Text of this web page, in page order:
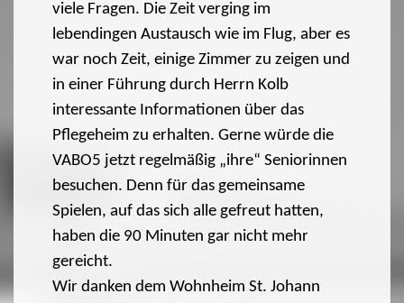
viele Fragen. Die Zeit verging im
lebendingen Austausch wie im Flug, aber es
war noch Zeit, einige Zimmer zu zeigen und
in einer Führung durch Herrn Kolb
interessante Informationen über das
Pflegeheim zu erhalten. Gerne würde die
VABO5 jetzt regelmäßig „ihre“ Seniorinnen
besuchen. Denn für das gemeinsame
Spielen, auf das sich alle gefreut hatten,
haben die 90 Minuten gar nicht mehr
gereicht.
Wir danken dem Wohnheim St. Johann